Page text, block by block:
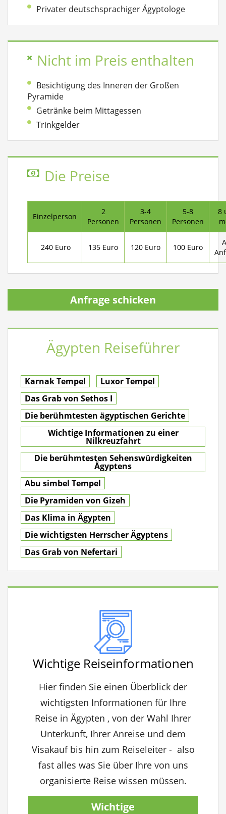
Privater deutschsprachiger Ägyptologe
Nicht im Preis enthalten
Besichtigung des Inneren der Großen
Pyramide
Getränke beim Mittagessen
Trinkgelder
Die Preise
Einzelperson
2
Personen
3-4
Personen
5-8
Personen
8
240 Euro 135 Euro 120 Euro 100 Euro
Anfrage schicken
Ägypten Reiseführer
Karnak Tempel
Luxor Tempel
Das Grab von Sethos I
Die berühmtesten ägyptischen Gerichte
Wichtige Informationen zu einer
Nilkreuzfahrt
Die berühmtesten Sehenswürdigkeiten
Ägyptens
Abu simbel Tempel
Die Pyramiden von Gizeh
Das Klima in Ägypten
Die wichtigsten Herrscher Ägyptens
Das Grab von Nefertari
Wichtige Reiseinformationen
Hier finden Sie einen Überblick der
wichtigsten Informationen für Ihre
Reise in Ägypten , von der Wahl Ihrer
Unterkunft, Ihrer Anreise und dem
Visakauf bis hin zum Reiseleiter - also
fast alles was Sie über Ihre von uns
organisierte Reise wissen müssen.
Wichtige